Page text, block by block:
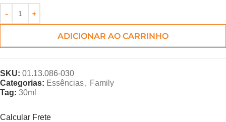
ADICIONAR AO CARRINHO
SKU: 01.13.086-030
Categorias: Essências, Family
Tag: 30ml
Calcular Frete